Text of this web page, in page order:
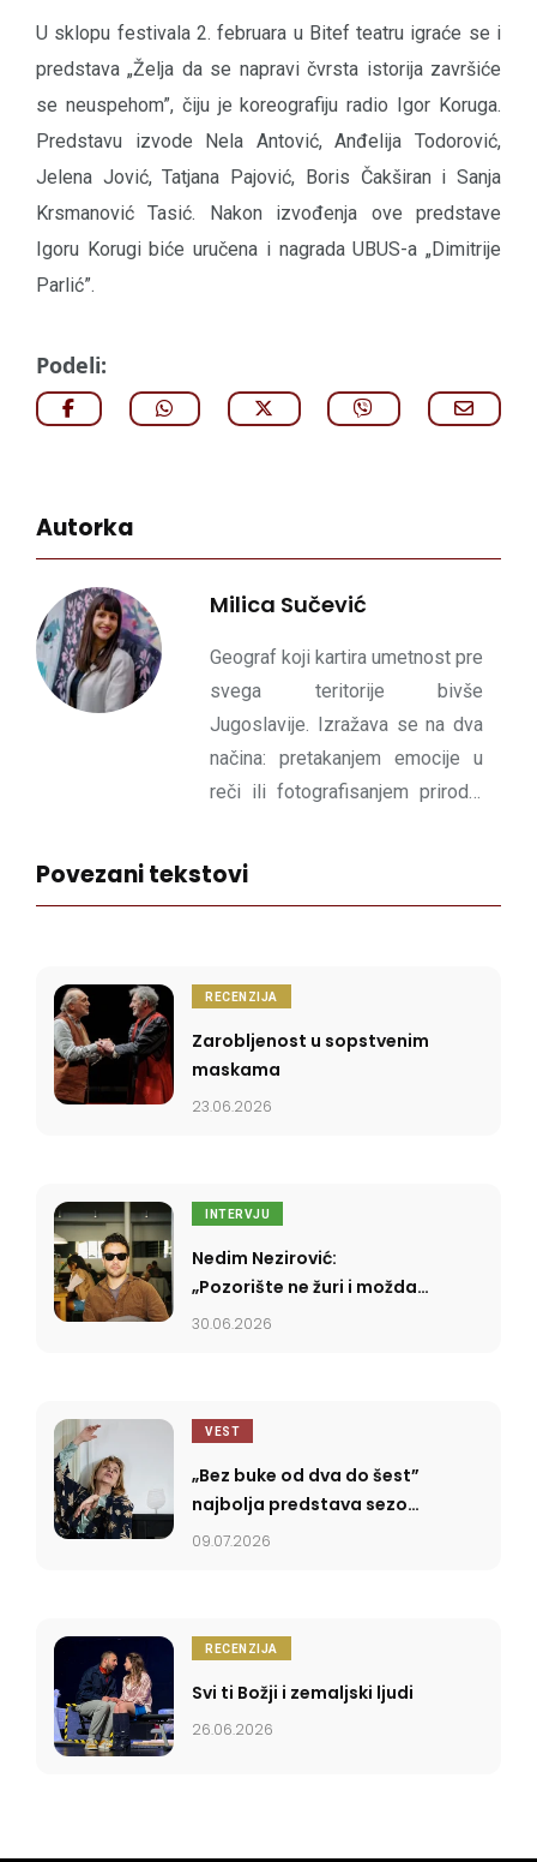
U sklopu festivala 2. februara u Bitef teatru igraće se i
predstava „Želja da se napravi čvrsta istorija završiće
se neuspehom”, čiju je koreografiju radio Igor Koruga.
Predstavu izvode Nela Antović, Anđelija Todorović,
Jelena Jović, Tatjana Pajović, Boris Čakširan i Sanja
Krsmanović Tasić. Nakon izvođenja ove predstave
Igoru Korugi biće uručena i nagrada UBUS-a „Dimitrije
Parlić”.
Podeli:
Autorka
Milica Sučević
Geograf koji kartira umetnost pre
svega teritorije bivše
Jugoslavije. Izražava se na dva
načina: pretakanjem emocije u
reči ili fotografisanjem prirode.
korist poetičnog sutra.
Povezani tekstovi
RECENZIJA
Zarobljenost u sopstvenim
maskama
23.06.2026
INTERVJU
Nedim Nezirović:
„Pozorište ne žuri i možda
se upravo u tome krije
30.06.2026
VEST
„Bez buke od dva do šest”
najbolja predstava sezone
2025/2026
09.07.2026
RECENZIJA
Svi ti Božji i zemaljski ljudi
26.06.2026